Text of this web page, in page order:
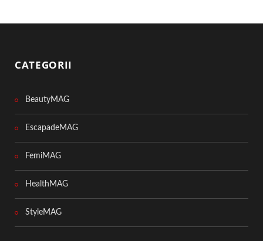
CATEGORII
BeautyMAG
EscapadeMAG
FemiMAG
HealthMAG
StyleMAG